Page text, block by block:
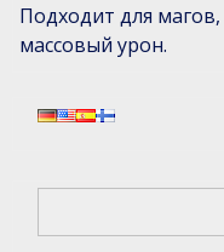
Подходит для
массовый урон.
Поиск